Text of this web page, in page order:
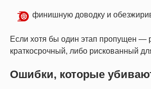
финишную доводку и
Если хотя бы один этап пропущен —
краткосрочный, либо рискованный
Ошибки, которые